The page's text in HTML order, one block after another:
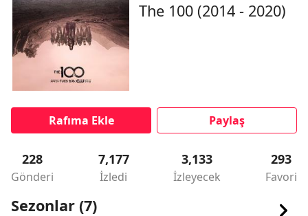
The 100 (2014 - 2020)
Rafıma Ekle Paylaş
228
Gönderi
7,177
İzledi
3,133
İzleyecek
293
Favori
Sezonlar (7)